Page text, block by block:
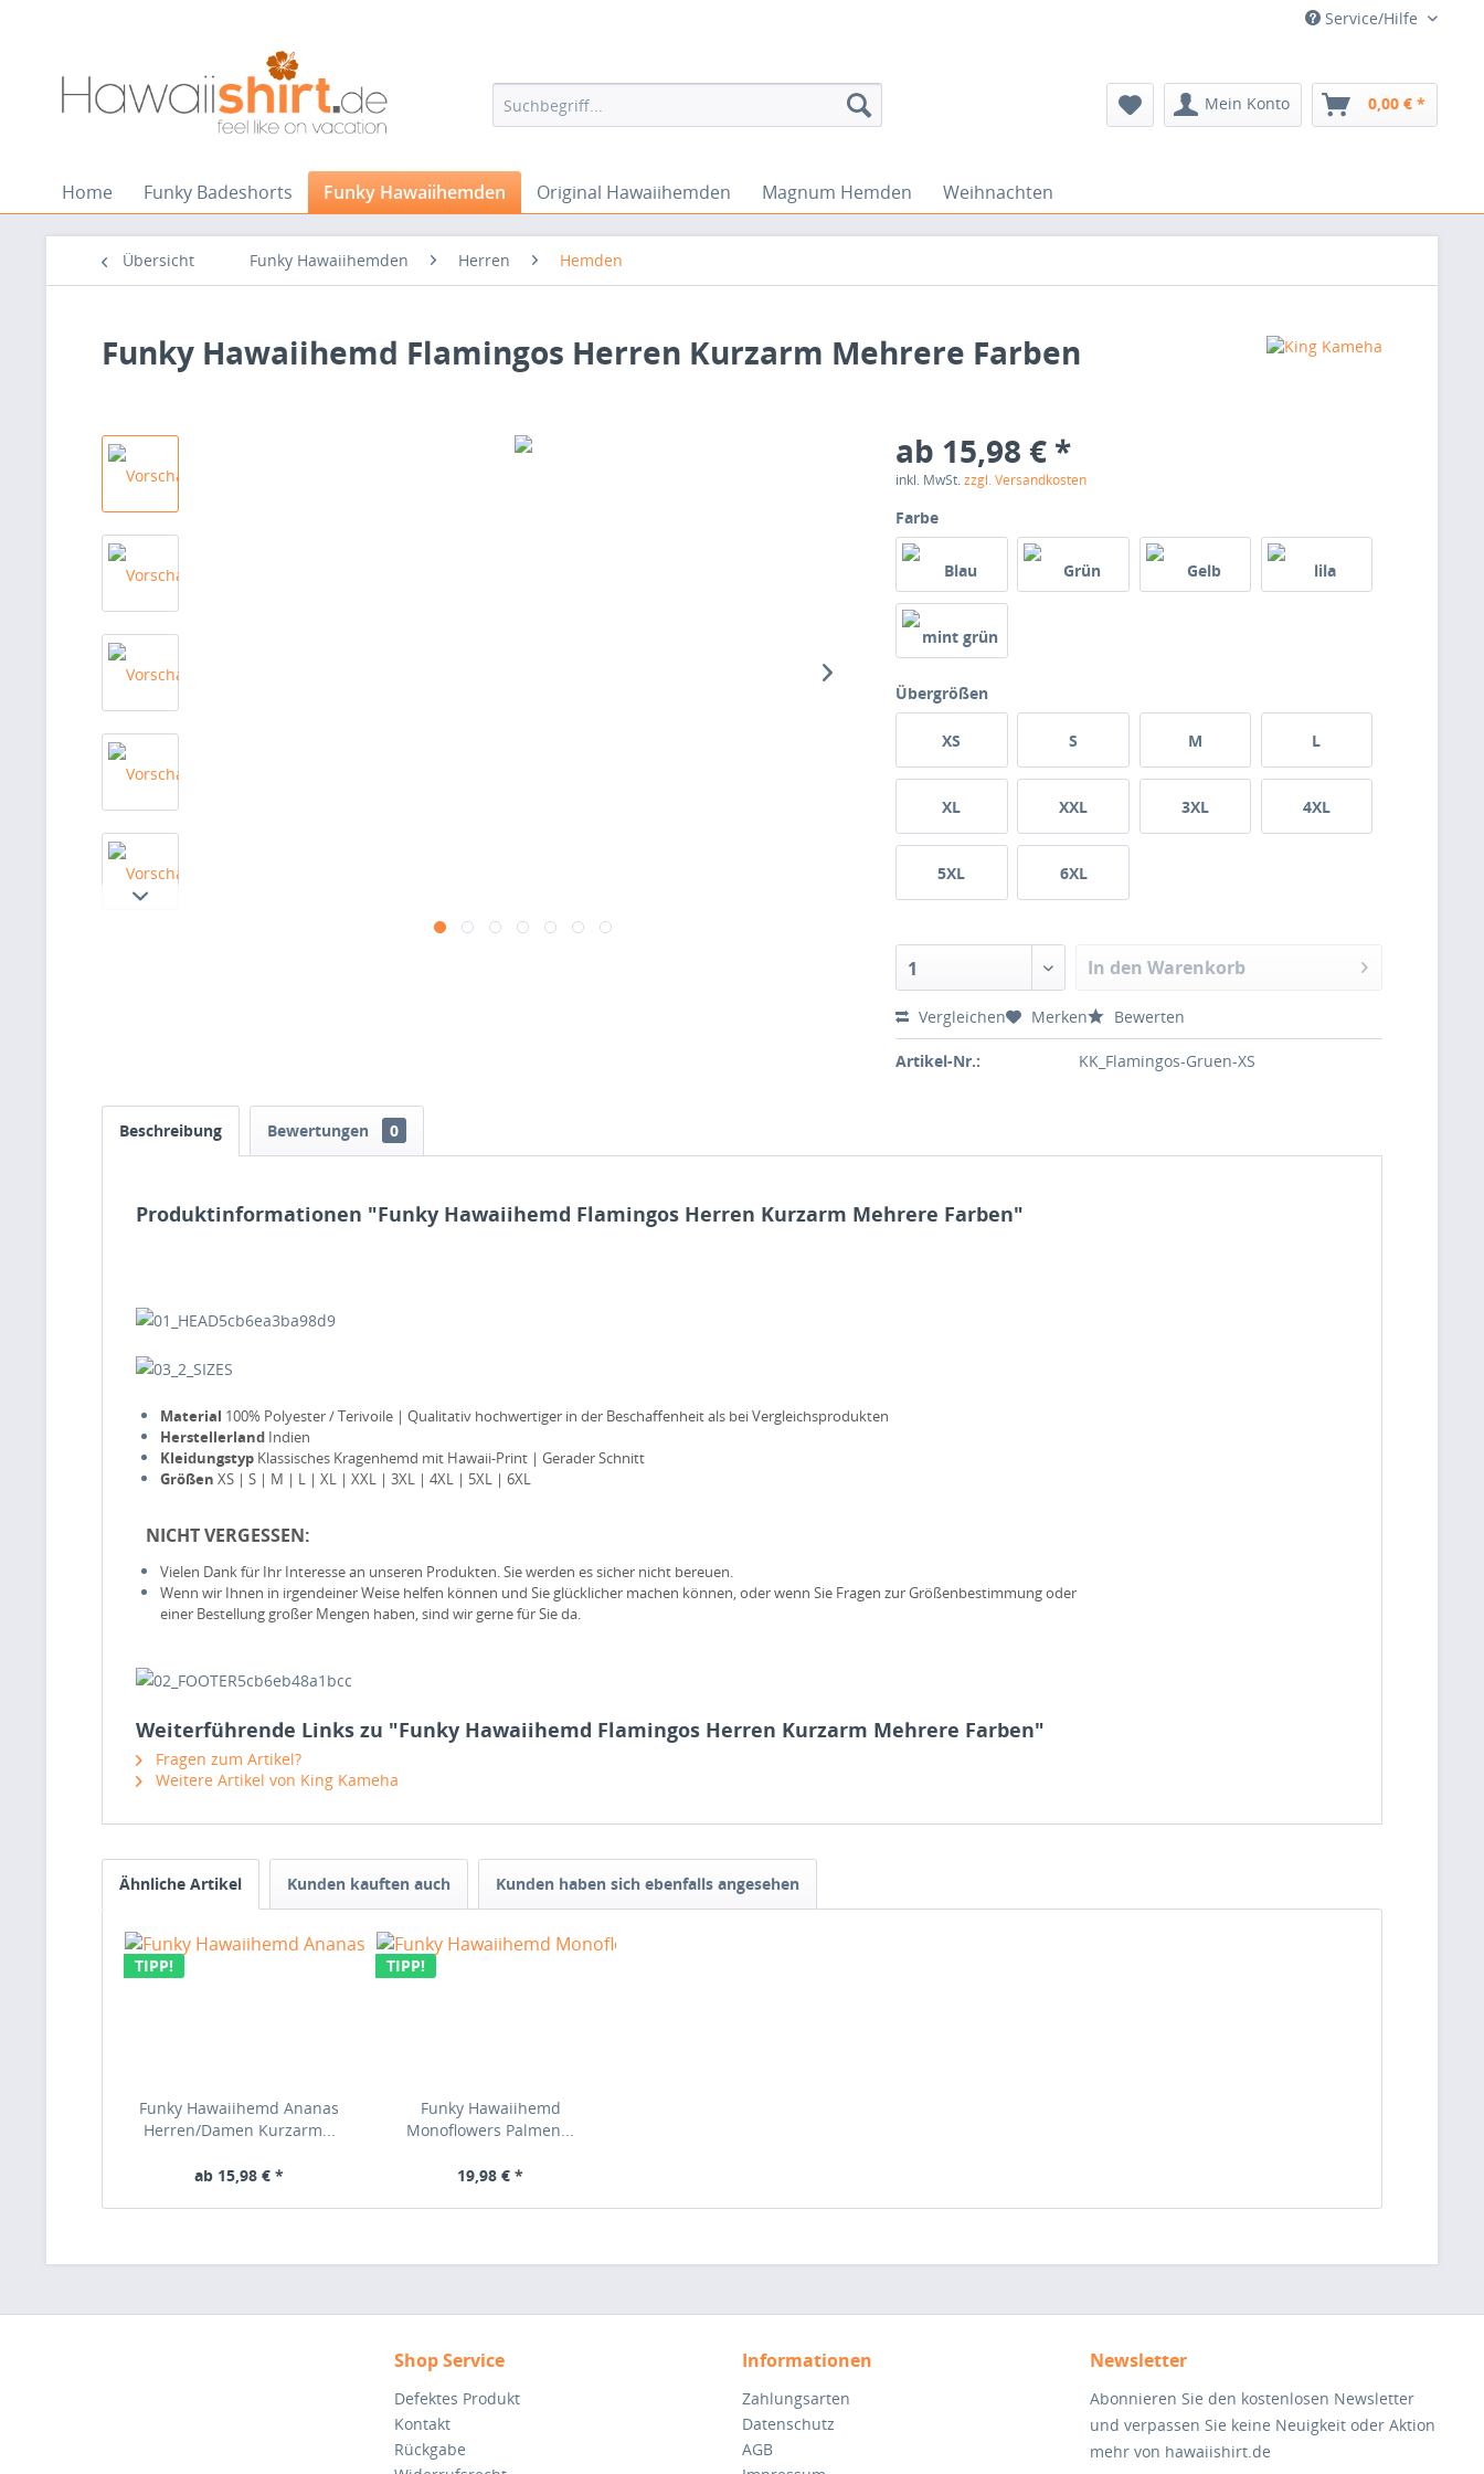
Service/Hilfe
Mein Konto 0,00 € *
Home Funky Badeshorts Funky Hawaiihemden Original Hawaiihemden Magnum Hemden Weihnachten
Übersicht Funky Hawaiihemden Herren Hemden
Funky Hawaiihemd Flamingos Herren Kurzarm Mehrere Farben
ab 15,98 € *
inkl. MwSt.zzgl. Versandkosten
Farbe
Übergrößen
XS S M L
XL XXL 3XL 4XL
5XL 6XL
1 In den Warenkorb
Vergleichen Merken Bewerten
Artikel-Nr.: KK_Flamingos-Gruen-XS
Beschreibung Bewertungen 0
Produktinformationen "Funky Hawaiihemd Flamingos Herren Kurzarm Mehrere Farben"
Material 100% Polyester / Terivoile | Qualitativ hochwertiger in der Beschaffenheit als bei Vergleichsprodukten
Herstellerland Indien
Kleidungstyp Klassisches Kragenhemd mit Hawaii-Print | Gerader Schnitt
Größen XS | S | M | L | XL | XXL | 3XL | 4XL | 5XL | 6XL
NICHT VERGESSEN:
Vielen Dank für Ihr Interesse an unseren Produkten. Sie werden es sicher nicht bereuen.
Wenn wir Ihnen in irgendeiner Weise helfen können und Sie glücklicher machen können, oder wenn Sie Fragen zur Größenbestimmung oder
einer Bestellung großer Mengen haben, sind wir gerne für Sie da.
Weiterführende Links zu "Funky Hawaiihemd Flamingos Herren Kurzarm Mehrere Farben"
Fragen zum Artikel?
Weitere Artikel von King Kameha
Ähnliche Artikel Kunden kauften auch Kunden haben sich ebenfalls angesehen
TIPP!
Funky Hawaiihemd Ananas
Herren/Damen Kurzarm...
ab 15,98 € *
TIPP!
Funky Hawaiihemd
Monoflowers Palmen...
19,98 € *
Shop Service
Defektes Produkt
Kontakt
Rückgabe
Informationen
Zahlungsarten
Datenschutz
AGB
Newsletter
Abonnieren Sie den kostenlosen Newsletter
und verpassen Sie keine Neuigkeit oder Aktion
mehr von hawaiishirt.de